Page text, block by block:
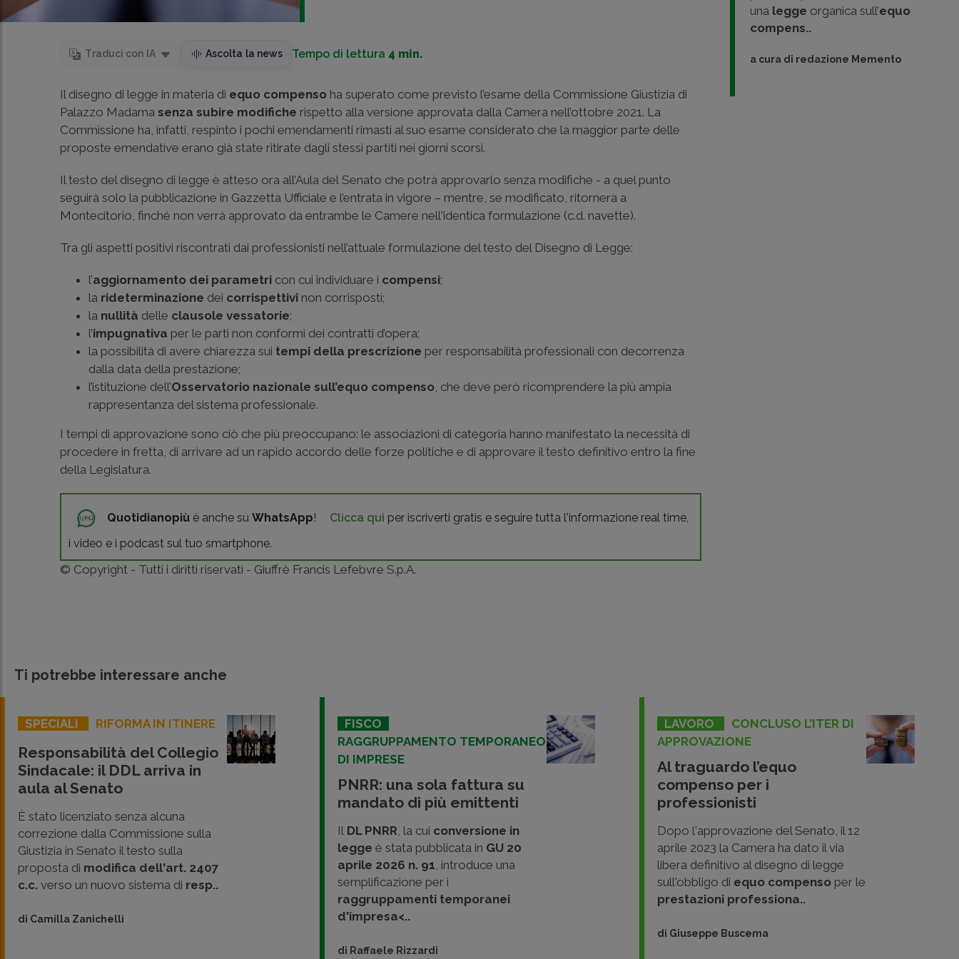
CONDIVIDI
Traduci con IA Ascolta la news Tempo di lettura 4 min.
Il disegno di legge in materia di equo compenso ha superato come previsto l’esame della Commissione Giustizia di
Palazzo Madama senza subire modifiche rispetto alla versione approvata dalla Camera nell’ottobre 2021. La
Commissione ha, infatti, respinto i pochi emendamenti rimasti al suo esame considerato che la maggior parte delle
proposte emendative erano già state ritirate dagli stessi partiti nei giorni scorsi.
Il testo del disegno di legge è atteso ora all’Aula del Senato che potrà approvarlo senza modifiche - a quel punto
seguirà solo la pubblicazione in Gazzetta Ufficiale e l’entrata in vigore – mentre, se modificato, ritornerà a
Montecitorio, finché non verrà approvato da entrambe le Camere nell'identica formulazione (c.d. navette).
Tra gli aspetti positivi riscontrati dai professionisti nell’attuale formulazione del testo del Disegno di Legge:
l’aggiornamento dei parametri con cui individuare i compensi;
la rideterminazione dei corrispettivi non corrisposti;
la nullità delle clausole vessatorie;
l’impugnativa per le parti non conformi dei contratti d’opera;
la possibilità di avere chiarezza sui tempi della prescrizione per responsabilità professionali con decorrenza
dalla data della prestazione;
l’istituzione dell’Osservatorio nazionale sull’equo compenso, che deve però ricomprendere la più ampia
rappresentanza del sistema professionale.
I tempi di approvazione sono ciò che più preoccupano: le associazioni di categoria hanno manifestato la necessità di
procedere in fretta, di arrivare ad un rapido accordo delle forze politiche e di approvare il testo definitivo entro la fine
della Legislatura.
Quotidianopiù è anche suWhatsApp! Clicca qui per iscriverti gratis e seguire tutta l'informazione real time,
i video e i podcast sul tuo smartphone.
© Copyright - Tutti i diritti riservati - Giuffrè Francis Lefebvre S.p.A.
una legge organica sull’equo
compens..
a cura di redazione Memento
Ti potrebbe interessare anche
SPECIALI RIFORMA IN ITINERE
Responsabilità del Collegio
Sindacale: il DDL arriva in
aula al Senato
È stato licenziato senza alcuna
correzione dalla Commissione sulla
Giustizia in Senato il testo sulla
proposta di modifica dell'art. 2407
c.c. verso un nuovo sistema di resp..
di Camilla Zanichelli
FISCO
RAGGRUPPAMENTO TEMPORANEO
DI IMPRESE
PNRR: una sola fattura su
mandato di più emittenti
Il DL PNRR, la cui conversione in
legge è stata pubblicata in GU 20
aprile 2026 n. 91, introduce una
semplificazione per i
raggruppamenti temporanei
d'impresa<..
di Raffaele Rizzardi
LAVORO
CONCLUSO L’ITER DI
APPROVAZIONE
Al traguardo l’equo
compenso per i
professionisti
Dopo l'approvazione del Senato, il 12
aprile 2023 la Camera ha dato il via
libera definitivo al disegno di legge
sull'obbligo di equo compenso per le
prestazioni professiona..
di Giuseppe Buscema